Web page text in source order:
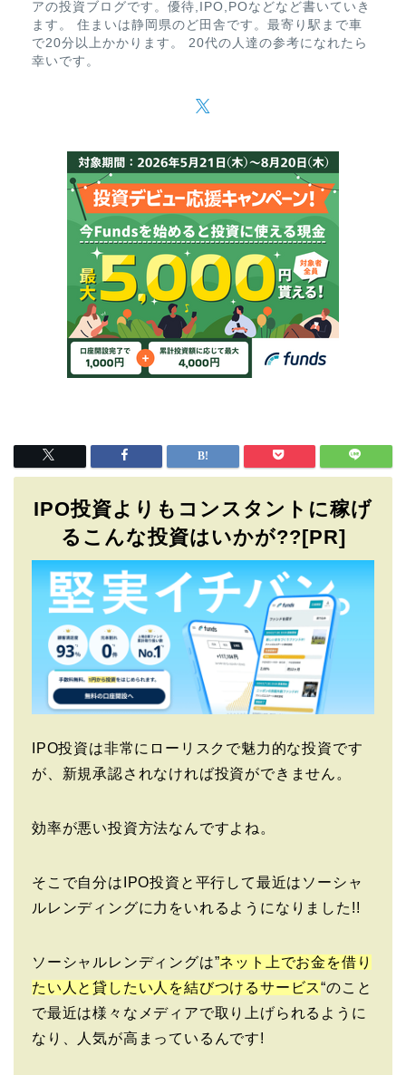
アの投資ブログです。優待,IPO,POなどなど書いていき
ます。 住まいは静岡県のど田舎です。最寄り駅まで車
で20分以上かかります。 20代の人達の参考になれたら
幸いです。
IPO投資よりもコンスタントに稼げ
るこんな投資はいかが??[PR]
IPO投資は非常にローリスクで魅力的な投資です
が、新規承認されなければ投資ができません。
効率が悪い投資方法なんですよね。
そこで自分はIPO投資と平行して最近はソーシャ
ルレンディングに力をいれるようになりました!!
ソーシャルレンディングは”ネット上でお金を借り
たい人と貸したい人を結びつけるサービス“のこと
で最近は様々なメディアで取り上げられるように
なり、人気が高まっているんです!